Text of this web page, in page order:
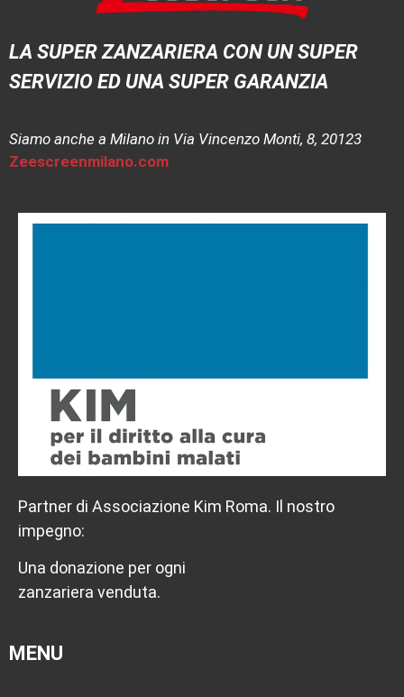
LA SUPER ZANZARIERA CON UN SUPER
SERVIZIO ED UNA SUPER GARANZIA
Siamo anche a Milano in Via Vincenzo Monti, 8, 20123
Zeescreenmilano.com
Partner di Associazione Kim Roma. Il nostro
impegno:
Una donazione per ogni
zanzariera venduta.
MENU